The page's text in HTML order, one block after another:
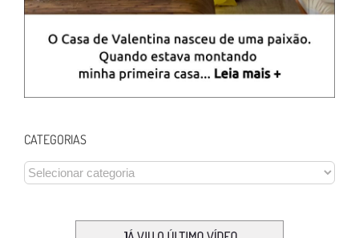
CATEGORIAS
CATEGORIAS